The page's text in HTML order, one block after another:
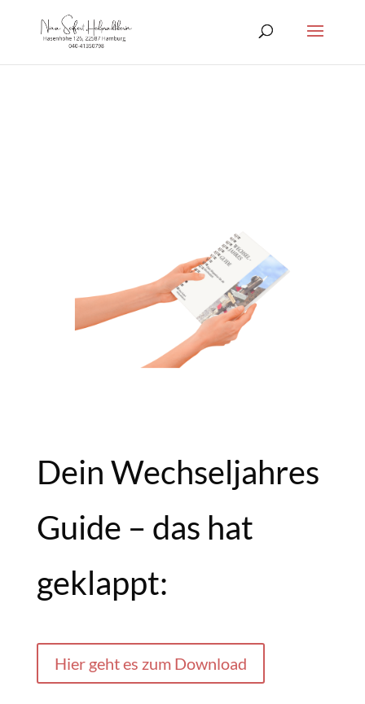
Dein Wechseljahres
Guide – das hat
geklappt:
Hier geht es zum Download